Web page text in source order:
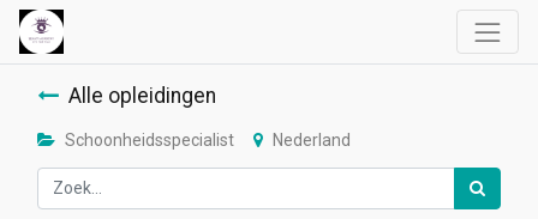
Alle opleidingen
Schoonheidsspecialist Nederland